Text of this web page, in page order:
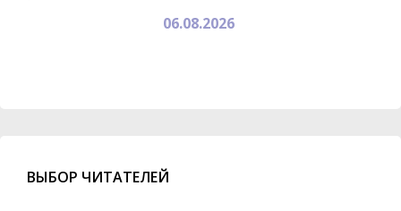
06.08.2026
ВЫБОР ЧИТАТЕЛЕЙ